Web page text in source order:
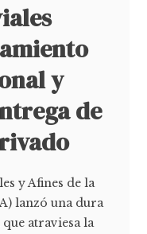
y
de
y Afines de la
lanzó una dura
atraviesa la